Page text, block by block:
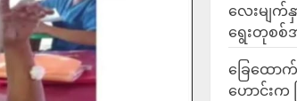
လေးမျက်
ရွေးတုစစ်
ခြေထော
ဟောင်းက